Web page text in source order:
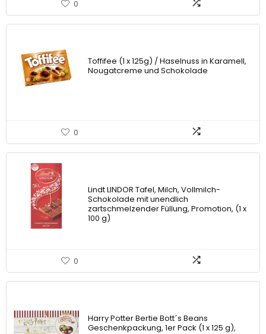
0
Toffifee (1 x 125g) / Haselnuss in Karamell,
Nougatcreme und Schokolade
0
Lindt LINDOR Tafel, Milch, Vollmilch-
Schokolade mit unendlich
zartschmelzender Füllung, Promotion, (1 x
100 g)
0
Harry Potter Bertie Bott´s Beans
Geschenkpackung, 1er Pack (1 x 125 g),